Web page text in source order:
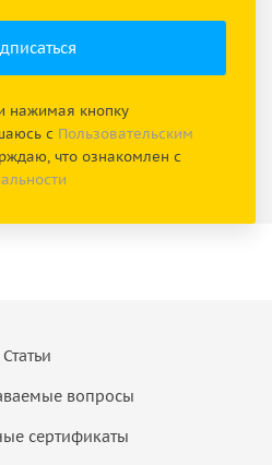
нажимая кнопку
с Пользовательским
что ознакомлен с
Статьи
вопросы
сертификаты